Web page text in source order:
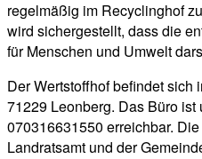
regelmäßig im Recyclinghof
wird sichergestellt, dass die
für Menschen und Umwelt
Der Wertstoffhof befindet sich
71229 Leonberg. Das Büro ist
070316631550 erreichbar.
Landratsamt und der